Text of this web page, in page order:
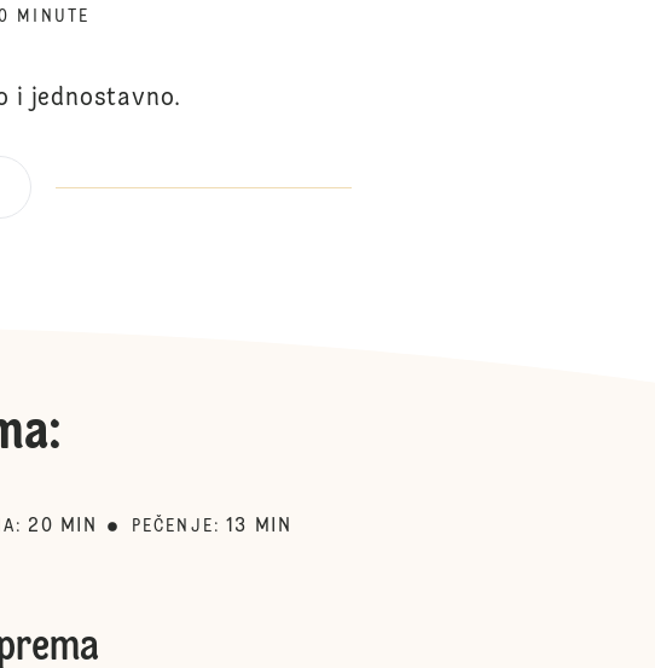
MINUTE
i jednostavno.
:
: 20 MIN PEČENJE : 13 MIN